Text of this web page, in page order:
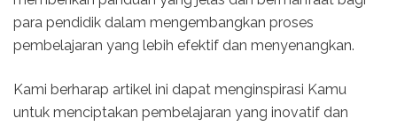
para pendidik dalam mengembangkan proses
pembelajaran yang lebih efektif dan menyenangkan.
Kami berharap artikel ini dapat menginspirasi Kamu
untuk menciptakan pembelajaran yang inovatif dan